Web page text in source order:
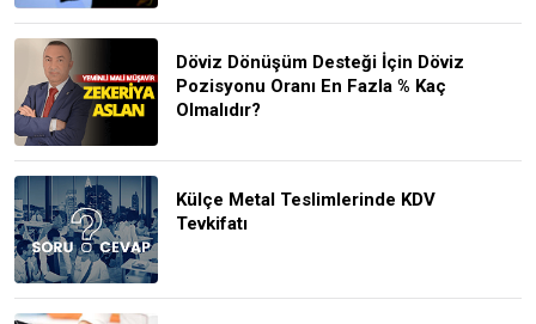
Döviz Dönüşüm Desteği İçin Döviz
Pozisyonu Oranı En Fazla % Kaç
Olmalıdır?
Külçe Metal Teslimlerinde KDV
Tevkifatı